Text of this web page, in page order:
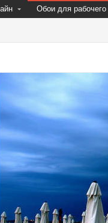
Обои для рабочего